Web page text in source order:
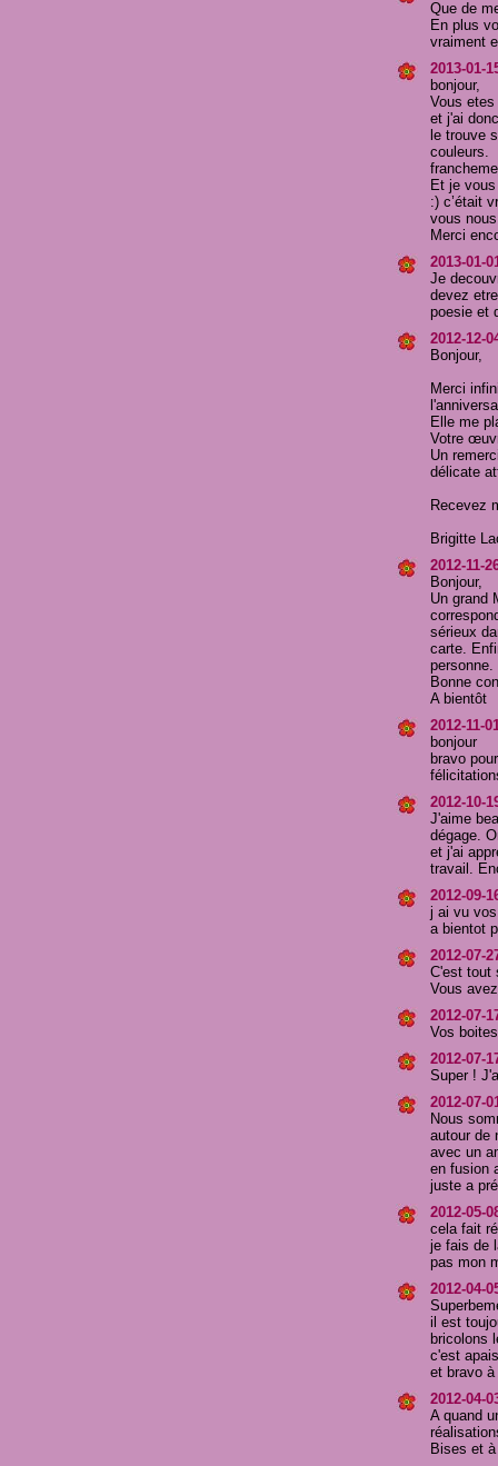
Que de
En plus
vraiment
2013-01-
bonjour,
Vous
et j'ai
le trouve
couleurs.
Et je
:) c’était
vous
Merci
2013-01-
Je
devez
poesie et
2012-12-
Bonjour,
Merci
Elle me
Votre
Un
délicate
Recevez
Brigitte
2012-11-
Bonjour,
Un grand
sérieux
carte.
personne.
Bonne
A bientôt
2012-11-
bonjour
bravo
2012-10-
J'aime
dégage.
et j'ai
travail.
2012-09-
j ai vu
a bientot
2012-07-
C'est tout
Vous
2012-07-
Vos
2012-07-
Super !
2012-07-
Nous
autour de
avec un
en fusion
juste a
2012-05-
cela fait
je fais de
pas mon
2012-04-
il est
bricolons
c'est
et bravo
2012-04-
A quand
Bises et